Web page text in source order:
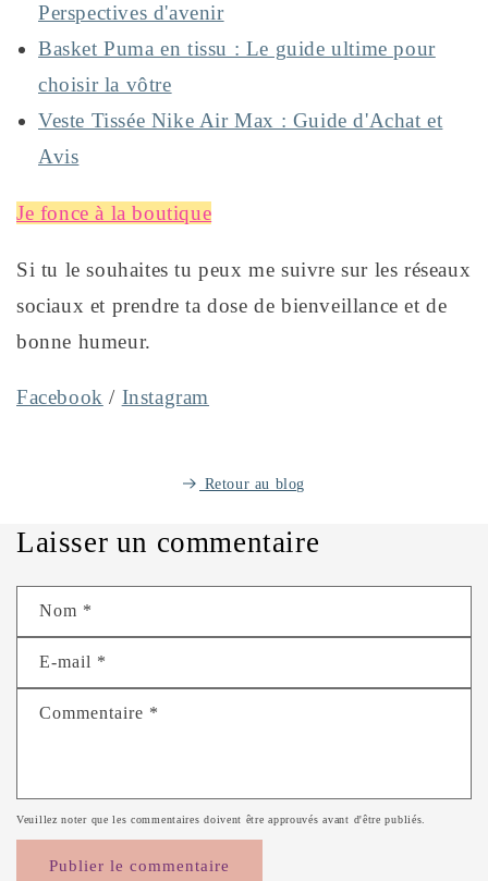
Perspectives d'avenir
Basket Puma en tissu : Le guide ultime pour
choisir la vôtre
Veste Tissée Nike Air Max : Guide d'Achat et
Avis
Je fonce à la boutique
Si tu le souhaites tu peux me suivre sur les réseaux
sociaux et prendre ta dose de bienveillance et de
bonne humeur.
Facebook / Instagram
Retour au blog
Laisser un commentaire
Nom *
E-mail *
Commentaire *
Veuillez noter que les commentaires doivent être approuvés avant d'être publiés.